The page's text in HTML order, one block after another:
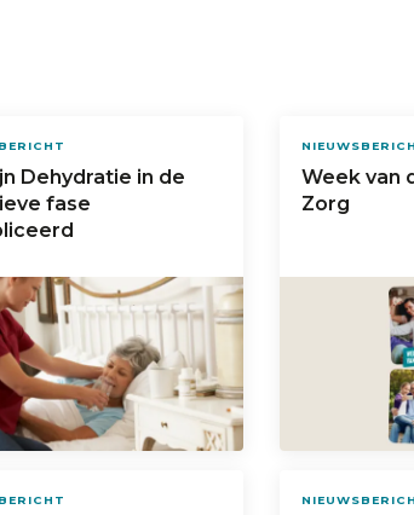
Dehydratie in de
fase
Week van
Zorg